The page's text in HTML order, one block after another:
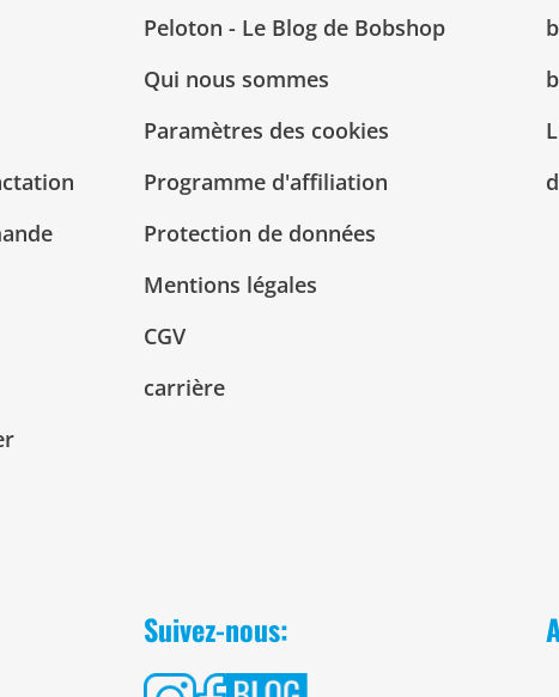
Peloton - Le Blog de Bobshop
Qui nous sommes
Paramètres des cookies
Programme d'affiliation
Protection de données
Mentions légales
CGV
carrière
Suivez-nous: